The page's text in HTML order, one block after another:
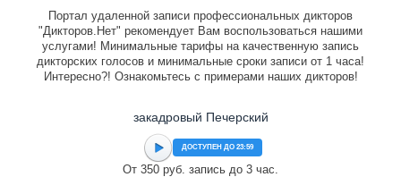
Портал удаленной записи профессиональных дикторов
"Дикторов.Нет" рекомендует Вам воспользоваться нашими
услугами! Минимальные тарифы на качественную запись
дикторских голосов и минимальные сроки записи от 1 часа!
Интересно?! Ознакомьтесь с примерами наших дикторов!
закадровый Печерский
ДОСТУПЕН ДО 23:59
От 350 руб. запись до 3 час.